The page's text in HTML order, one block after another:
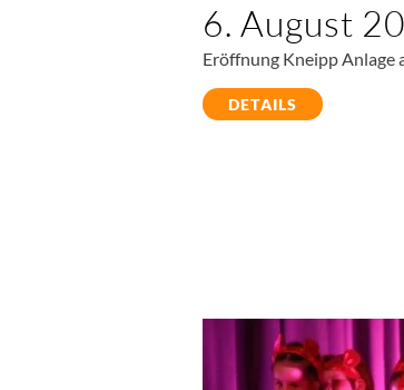
6. August
Eröffnung Kneipp Anlage
DETAILS